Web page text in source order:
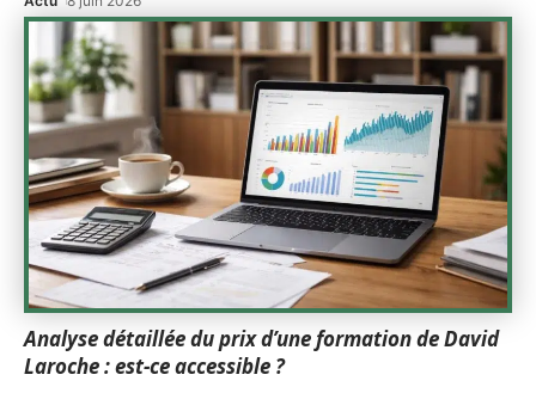
Analyse détaillée du prix d’une formation de David
Laroche : est-ce accessible ?